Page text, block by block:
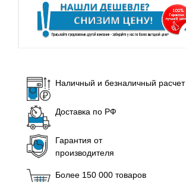
Наличный и безналичный расчет
Доставка по РФ
Гарантия от
производителя
Более 150 000 товаров